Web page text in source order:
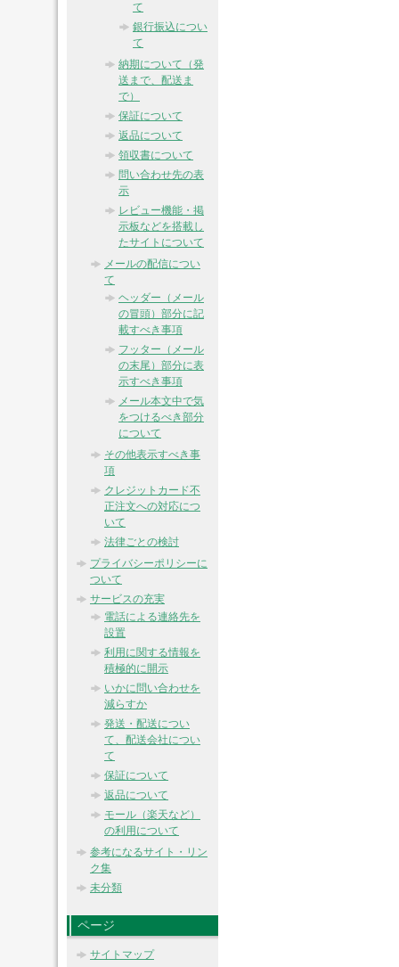
て
銀行振込につい
て
納期について（発
送まで、配送ま
で）
保証について
返品について
領収書について
問い合わせ先の表
示
レビュー機能・掲
示板などを搭載し
たサイトについて
メールの配信につい
て
ヘッダー（メール
の冒頭）部分に記
載すべき事項
フッター（メール
の末尾）部分に表
示すべき事項
メール本文中で気
をつけるべき部分
について
その他表示すべき事
項
クレジットカード不
正注文への対応につ
いて
法律ごとの検討
プライバシーポリシーに
ついて
サービスの充実
電話による連絡先を
設置
利用に関する情報を
積極的に開示
いかに問い合わせを
減らすか
発送・配送につい
て、配送会社につい
て
保証について
返品について
モール（楽天など）
の利用について
参考になるサイト・リン
ク集
未分類
ページ
サイトマップ